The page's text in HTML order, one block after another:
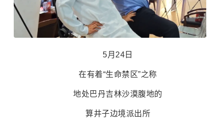
5月24日
在有着“生命禁区”之称
地处巴丹吉林沙漠腹地的
算井子边境派出所